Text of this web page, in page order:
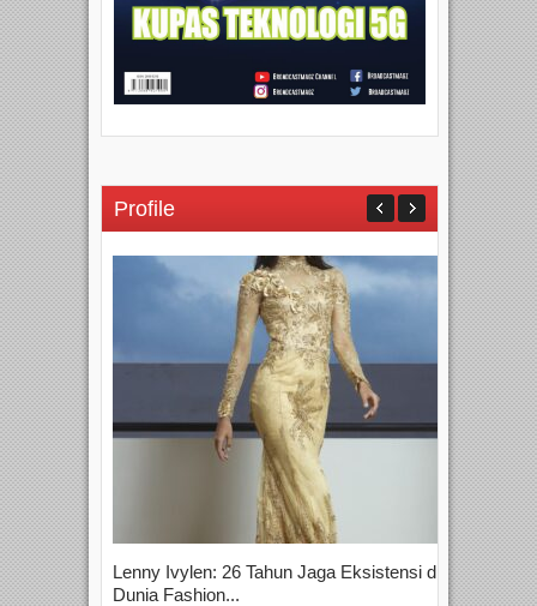
Profile
Lenny Ivylen: 26 Tahun Jaga Eksistensi di
Dunia Fashion...